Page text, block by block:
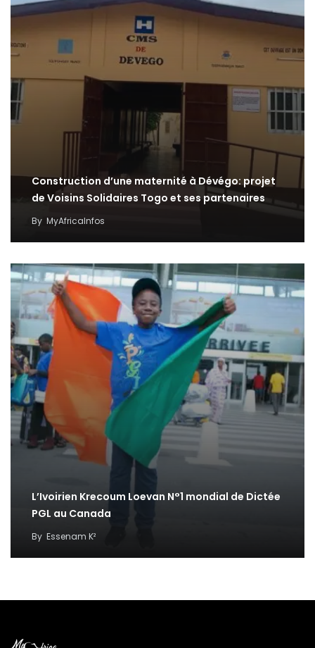
Construction d’une maternité à Dévégo: projet
de Voisins Solidaires Togo et ses partenaires
By MyAfricaInfos
L’Ivoirien Krecoum Loevan N°1 mondial de Dictée
PGL au Canada
By Essenam K²